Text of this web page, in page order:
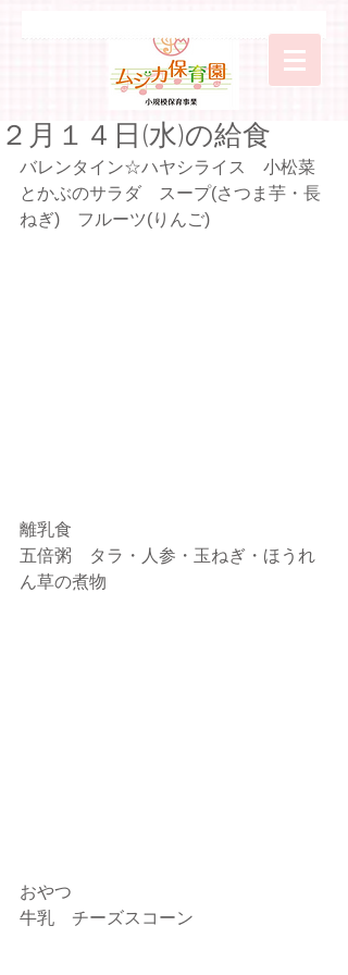
２月１４日(水)の給食
バレンタイン☆ハヤシライス　小松菜
とかぶのサラダ　スープ(さつま芋・長
ねぎ)　フルーツ(りんご)
離乳食
五倍粥　タラ・人参・玉ねぎ・ほうれ
ん草の煮物
おやつ
牛乳　チーズスコーン